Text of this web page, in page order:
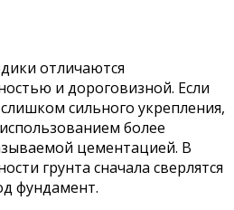
отличаются
и дороговизной. Если
сильного укрепления,
более
цементацией. В
грунта сначала сверлятся
фундамент.